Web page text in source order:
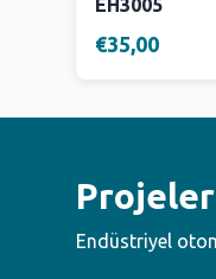
EH3005
€35,00
Endüstriyel